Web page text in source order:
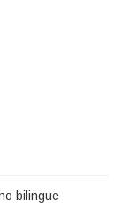
bilingue